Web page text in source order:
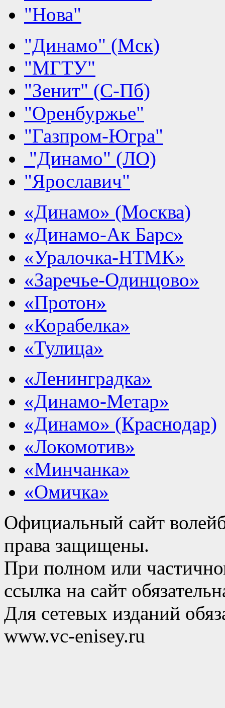
"Нова"
"Динамо" (Мск)
"МГТУ"
"Зенит" (С-Пб)
"Оренбуржье"
"Газпром-Югра"
"Динамо" (ЛО)
"Ярославич"
«Динамо» (Москва)
«Динамо-Ак Барс»
«Уралочка-НТМК»
«Заречье-Одинцово»
«Протон»
«Корабелка»
«Тулица»
«Ленинградка»
«Динамо-Метар»
«Динамо» (Краснодар)
«Локомотив»
«Минчанка»
«Омичка»
Официальный сайт
права защищены.
При полном или
ссылка на сайт
Для сетевых изданий
www.vc-enisey.ru